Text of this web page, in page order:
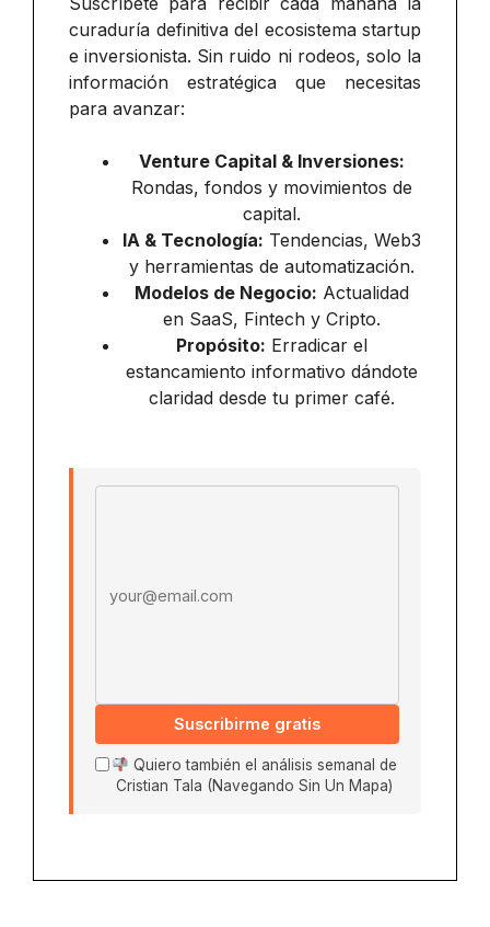
curaduría definitiva del ecosistema startup
e inversionista. Sin ruido ni rodeos, solo la
información estratégica que necesitas
para avanzar:
Venture Capital & Inversiones:
Rondas, fondos y movimientos de
capital.
IA & Tecnología: Tendencias, Web3
y herramientas de automatización.
Modelos de Negocio: Actualidad
en SaaS, Fintech y Cripto.
Propósito: Erradicar el
estancamiento informativo dándote
claridad desde tu primer café.
Suscribirme gratis
Quiero también el análisis semanal de
Cristian Tala (Navegando Sin Un Mapa)